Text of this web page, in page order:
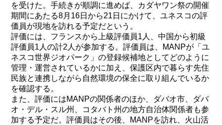
を受けた。手続きが順調に進めば、カダヤワン祭の開催
期間にあたる8月16日から21日にかけて、ユネスコの評
価員が現地を訪れる予定だという。
評価には、フランスから上級評価員1人、中国から初級
評価員1人の計2人が参加する。評価員は、MANPが「ユ
ネスコ世界ジオパーク」の登録候補地としてどのように
管理・運営されているかに加え、保護区内で暮らす先住
民族と連携しながら自然環境の保全に取り組んでいるか
を確認する。
また、評価にはMANPの関係者のほか、ダバオ市、ダバ
オ・デル・スル州、コタバト州の地方自治体関係者も参
加する予定だ。評価員はその後、MANPを訪れ、火山活